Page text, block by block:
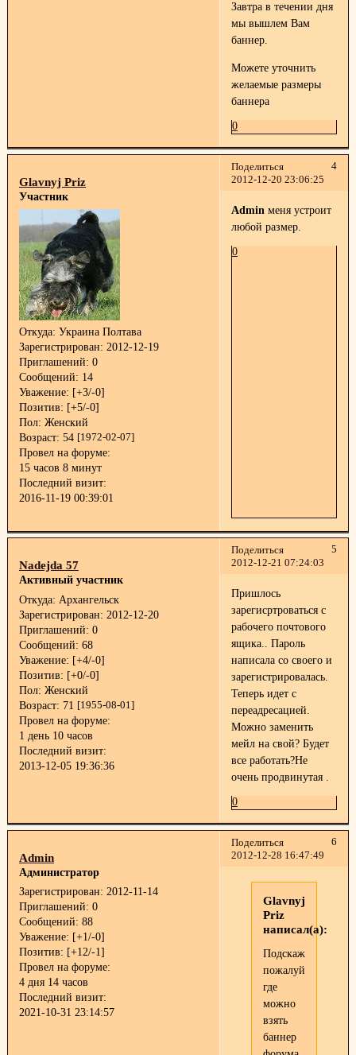
Завтра в течении дня
мы вышлем Вам
баннер.
Можете уточнить
желаемые размеры
баннера
0
Поделиться
4
2012-12-20 23:06:25
Glavnyj Priz
Участник
Откуда: Украина Полтава
Зарегистрирован: 2012-12-19
Приглашений: 0
Сообщений: 14
Уважение: [+3/-0]
Позитив: [+5/-0]
Пол: Женский
Возраст: 54 [1972-02-07]
Провел на форуме:
15 часов 8 минут
Последний визит:
2016-11-19 00:39:01
Admin меня устроит
любой размер.
0
Поделиться
5
2012-12-21 07:24:03
Nadejda 57
Активный участник
Откуда: Архангельск
Зарегистрирован: 2012-12-20
Приглашений: 0
Сообщений: 68
Уважение: [+4/-0]
Позитив: [+0/-0]
Пол: Женский
Возраст: 71 [1955-08-01]
Провел на форуме:
1 день 10 часов
Последний визит:
2013-12-05 19:36:36
Пришлось
зарегисртроваться с
рабочего почтового
ящика.. Пароль
написала со своего и
зарегистрировалась.
Теперь идет с
переадресацией.
Можно заменить
мейл на свой? Будет
все работать?Не
очень продвинутая .
0
Поделиться
6
2012-12-28 16:47:49
Admin
Администратор
Зарегистрирован: 2012-11-14
Приглашений: 0
Сообщений: 88
Уважение: [+1/-0]
Позитив: [+12/-1]
Провел на форуме:
4 дня 14 часов
Последний визит:
2021-10-31 23:14:57
Glavnyj
Priz
написал(а):
Подскажите,
пожалуйста,
где
можно
взять
баннер